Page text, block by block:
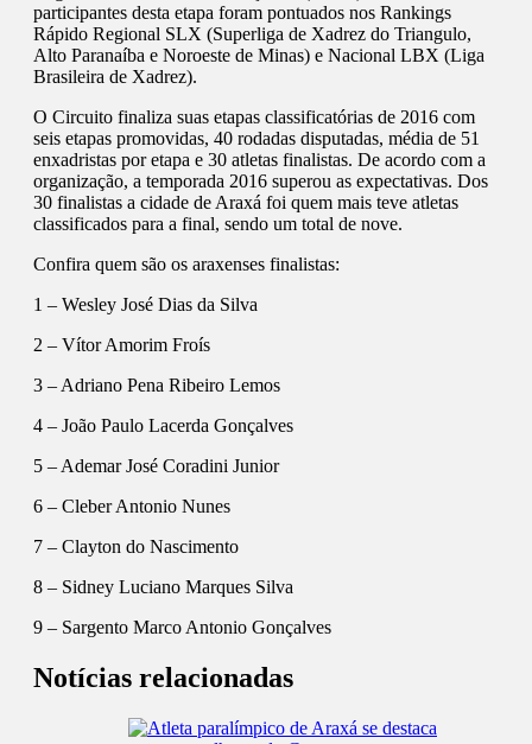
participantes desta etapa foram pontuados nos Rankings
Rápido Regional SLX (Superliga de Xadrez do Triangulo,
Alto Paranaíba e Noroeste de Minas) e Nacional LBX (Liga
Brasileira de Xadrez).
O Circuito finaliza suas etapas classificatórias de 2016 com
seis etapas promovidas, 40 rodadas disputadas, média de 51
enxadristas por etapa e 30 atletas finalistas. De acordo com a
organização, a temporada 2016 superou as expectativas. Dos
30 finalistas a cidade de Araxá foi quem mais teve atletas
classificados para a final, sendo um total de nove.
Confira quem são os araxenses finalistas:
1 – Wesley José Dias da Silva
2 – Vítor Amorim Froís
3 – Adriano Pena Ribeiro Lemos
4 – João Paulo Lacerda Gonçalves
5 – Ademar José Coradini Junior
6 – Cleber Antonio Nunes
7 – Clayton do Nascimento
8 – Sidney Luciano Marques Silva
9 – Sargento Marco Antonio Gonçalves
Notícias relacionadas